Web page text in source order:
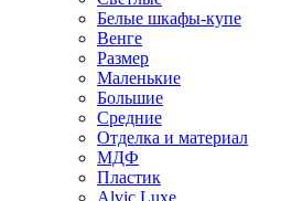
Белые шкафы-купе
Венге
Размер
Маленькие
Большие
Средние
Отделка и материал
МДФ
Пластик
Alvic Luxe